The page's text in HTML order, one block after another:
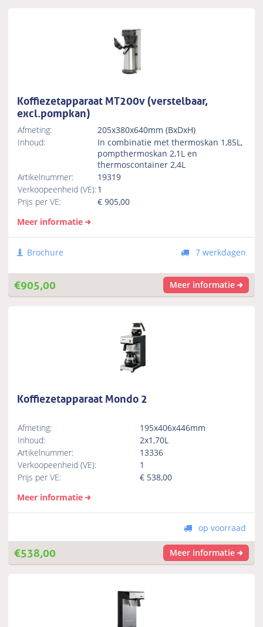
Koffiezetapparaat MT200v (verstelbaar,
excl.pompkan)
Afmeting:
205x380x640mm (BxDxH)
Inhoud:
In combinatie met thermoskan 1,85L,
pompthermoskan 2,1L en
thermoscontainer 2,4L
Artikelnummer:
19319
Verkoopeenheid (VE):1
Prijs per VE:
€905,00
Meer informatie
Brochure 7 werkdagen
€905,00 Meer informatie
Koffiezetapparaat Mondo 2
Afmeting:
195x406x446mm
Inhoud:
2x1,70L
Artikelnummer:
13336
Verkoopeenheid (VE):
1
Prijs per VE:
€ 538,00
Meer informatie
op voorraad
€538,00 Meer informatie